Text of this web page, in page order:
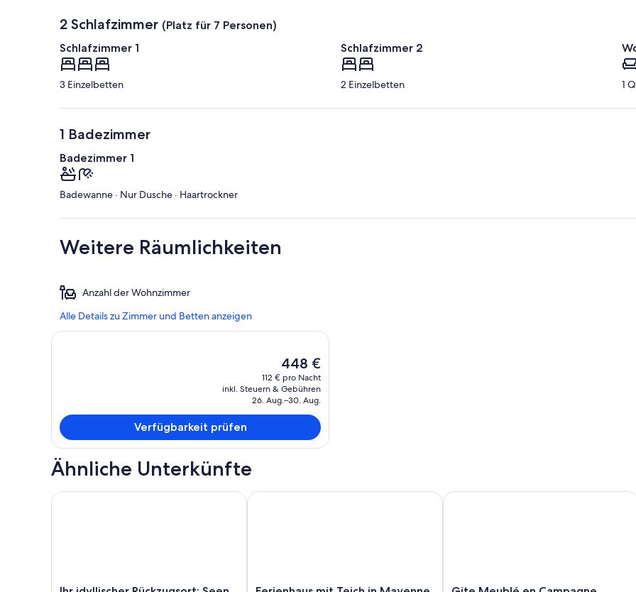
2 Schlafzimmer (Platz für 7 Personen)
Schlafzimmer 1
3 Einzelbetten
Schlafzimmer 2
2 Einzelbetten 1
1 Badezimmer
Badezimmer 1
Badewanne · Nur Dusche · Haartrockner
Weitere Räumlichkeiten
Anzahl der Wohnzimmer
Alle Details zu Zimmer und Betten anzeigen
Der
aktuelle
Preis
beträgt
448 €.
448 €
112 € pro Nacht
inkl. Steuern & Gebühren
26. Aug.–30. Aug.
Verfügbarkeit prüfen
Ähnliche Unterkünfte
Ihr
Ihr idyllischer Rückzugsort: Seen, Natur, Freizeit, und Komfort in La Chapelle-Anthenaise
Ferienhaus
Ferienhaus mit Teich in Mayenne vor den Toren der Bretagne und der
Gite
Gite Meublé en Campagne